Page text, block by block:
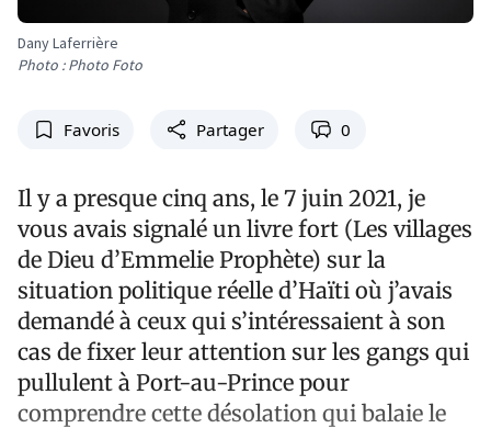
Dany Laferrière
Photo : Photo Foto
Favoris Partager 0
Il y a presque cinq ans, le 7 juin 2021, je
vous avais signalé un livre fort (Les villages
de Dieu d’Emmelie Prophète) sur la
situation politique réelle d’Haïti où j’avais
demandé à ceux qui s’intéressaient à son
cas de fixer leur attention sur les gangs qui
pullulent à Port-au-Prince pour
comprendre cette désolation qui balaie le